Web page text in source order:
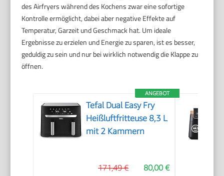
des Airfryers während des Kochens zwar eine sofortige
Kontrolle ermöglicht, dabei aber negative Effekte auf
Temperatur, Garzeit und Geschmack hat. Um ideale
Ergebnisse zu erzielen und Energie zu sparen, ist es besser,
geduldig zu sein und nur bei wirklich notwendig die Klappe zu
öffnen.
ANGEBOT
Tefal Dual Easy Fry
Heißluftfritteuse 8,3 L
mit 2 Kammern
80,00 €
171,49 €